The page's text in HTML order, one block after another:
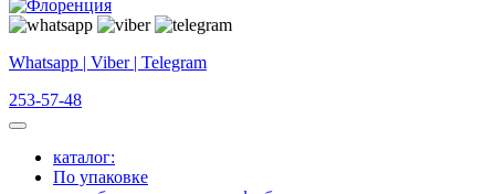
Whatsapp | Viber | Telegram
253-57-48
каталог:
По упаковке